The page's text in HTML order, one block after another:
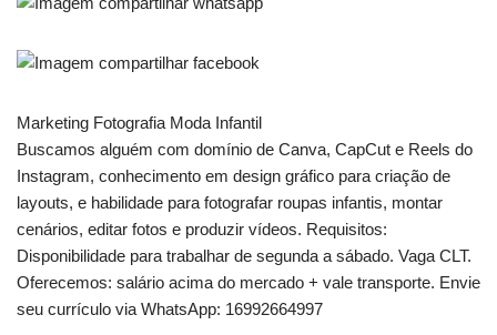
Marketing Fotografia Moda Infantil
Buscamos alguém com domínio de Canva, CapCut e Reels do
Instagram, conhecimento em design gráfico para criação de
layouts, e habilidade para fotografar roupas infantis, montar
cenários, editar fotos e produzir vídeos. Requisitos:
Disponibilidade para trabalhar de segunda a sábado. Vaga CLT.
Oferecemos: salário acima do mercado + vale transporte. Envie
seu currículo via WhatsApp: 16992664997